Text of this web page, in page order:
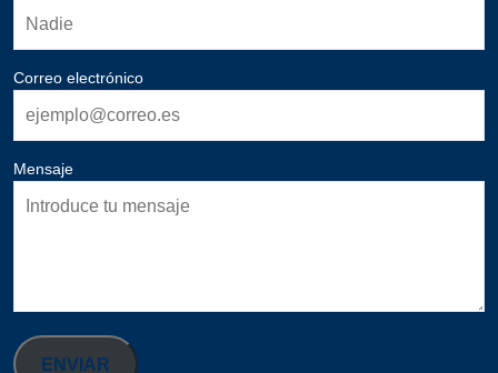
Correo electrónico
Mensaje
ENVIAR